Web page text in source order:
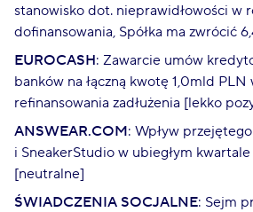
stanowisko dot. nieprawidłowości w
dofinansowania, Spółka ma zwrócić
EUROCASH: Zawarcie umów
banków na łączną kwotę 1,0mld PLN
refinansowania zadłużenia [lekko
ANSWEAR.COM: Wpływ
i SneakerStudio w ubiegłym
[neutralne]
ŚWIADCZENIA SOCJALNE: Sejm